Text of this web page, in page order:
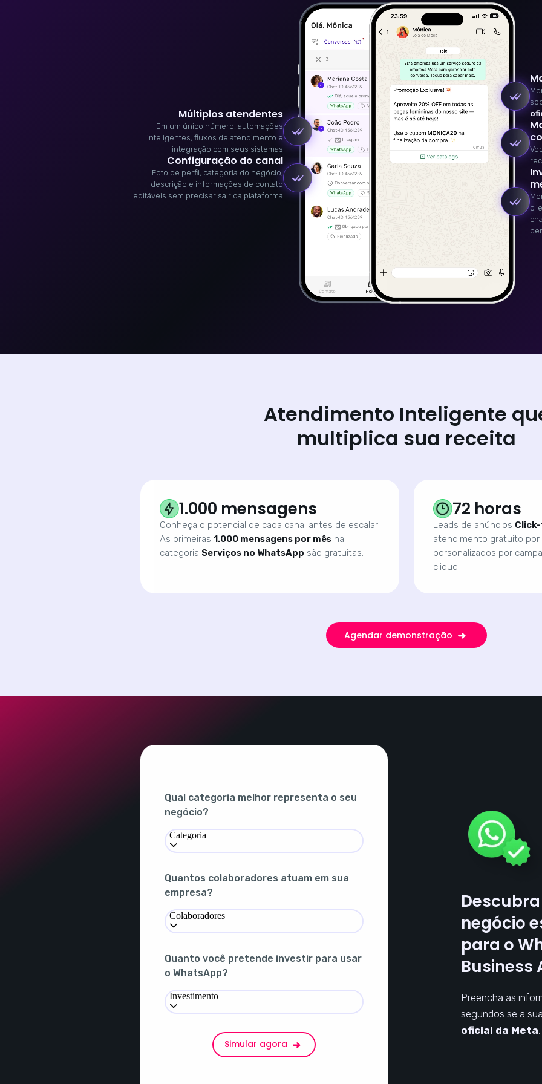
Múltiplos atendentes
Em um único número, automações
inteligentes, fluxos de atendimento e
integração com seus sistemas
Configuração do canal
Foto de perfil, categoria do negócio,
descrição e informações de contato
editáveis sem precisar sair da plataforma
Atendimento Inteligente
multiplica sua receita
1.000 mensagens
Conheça o potencial de cada canal antes de escalar:
As primeiras 1.000 mensagens por mês na
categoria Serviços no WhatsApp são gratuitas.
72 horas
Leads de anúncios
atendimento gratuito por
personalizados por
clique
Agendar demonstração
Qual categoria melhor representa o seu
negócio?
Categoria
Quantos colaboradores atuam em sua
empresa?
Colaboradores
Quanto você pretende investir para usar
o WhatsApp?
Investimento
Simular agora
negócio
para o
Business
Preencha as
segundos se a
oficial da Meta